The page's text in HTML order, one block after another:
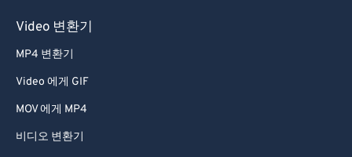
Video 변환기
MP4 변환기
Video 에게 GIF
MOV 에게 MP4
비디오 변환기